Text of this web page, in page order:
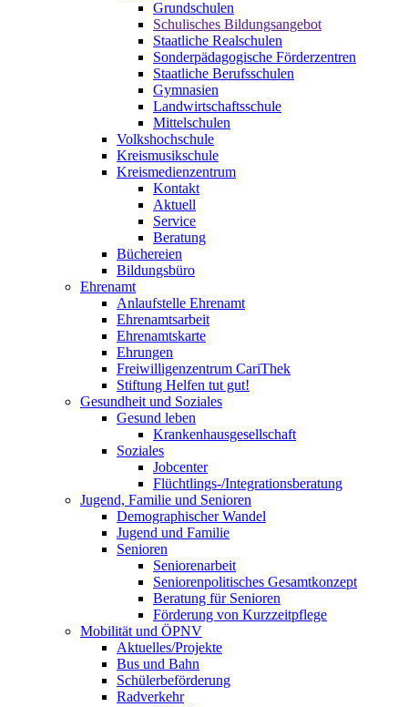
Grundschulen
Schulisches Bildungsangebot
Staatliche Realschulen
Sonderpädagogische Förderzentren
Staatliche Berufsschulen
Gymnasien
Landwirtschaftsschule
Mittelschulen
Volkshochschule
Kreismusikschule
Kreismedienzentrum
Kontakt
Aktuell
Service
Beratung
Büchereien
Bildungsbüro
Ehrenamt
Anlaufstelle Ehrenamt
Ehrenamtsarbeit
Ehrenamtskarte
Ehrungen
Freiwilligenzentrum CariThek
Stiftung Helfen tut gut!
Gesundheit und Soziales
Gesund leben
Krankenhausgesellschaft
Soziales
Jobcenter
Flüchtlings-/Integrationsberatung
Jugend, Familie und Senioren
Demographischer Wandel
Jugend und Familie
Senioren
Seniorenarbeit
Seniorenpolitisches Gesamtkonzept
Beratung für Senioren
Förderung von Kurzzeitpflege
Mobilität und ÖPNV
Aktuelles/Projekte
Bus und Bahn
Schülerbeförderung
Radverkehr